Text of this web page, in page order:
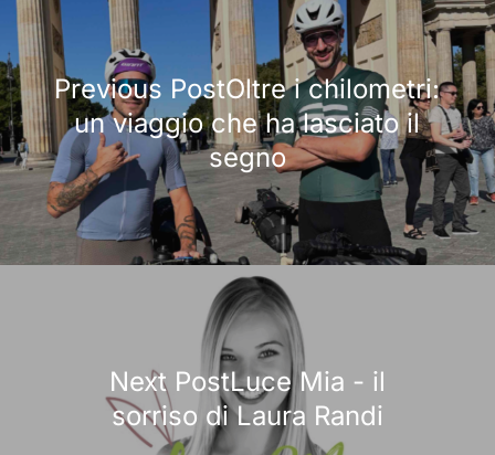
Previous PostOltre i chilometri:
un viaggio che ha lasciato il
segno
Next PostLuce Mia - il
sorriso di Laura Randi